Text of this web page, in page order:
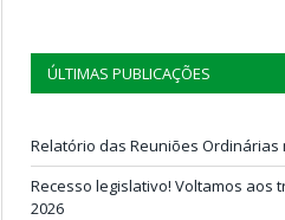
ÚLTIMAS PUBLICAÇÕES
Relatório das Reuniões Ordinárias
Recesso legislativo! Voltamos aos
2026